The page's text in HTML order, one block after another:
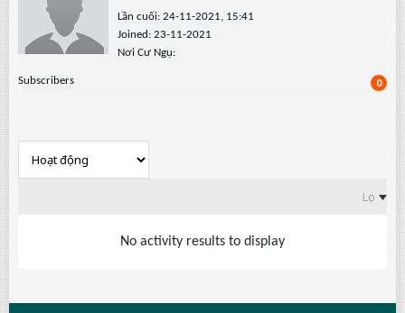
Lần cuối: 24-11-2021, 15:41
Joined: 23-11-2021
Nơi Cư Ngụ:
Subscribers 0
Lọc
No activity results to display